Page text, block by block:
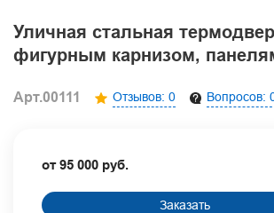
Уличная стальная
фигурным карнизом,
Арт.00111 Отзывов: 0 Вопросов:
от 95 000 руб.
Заказать